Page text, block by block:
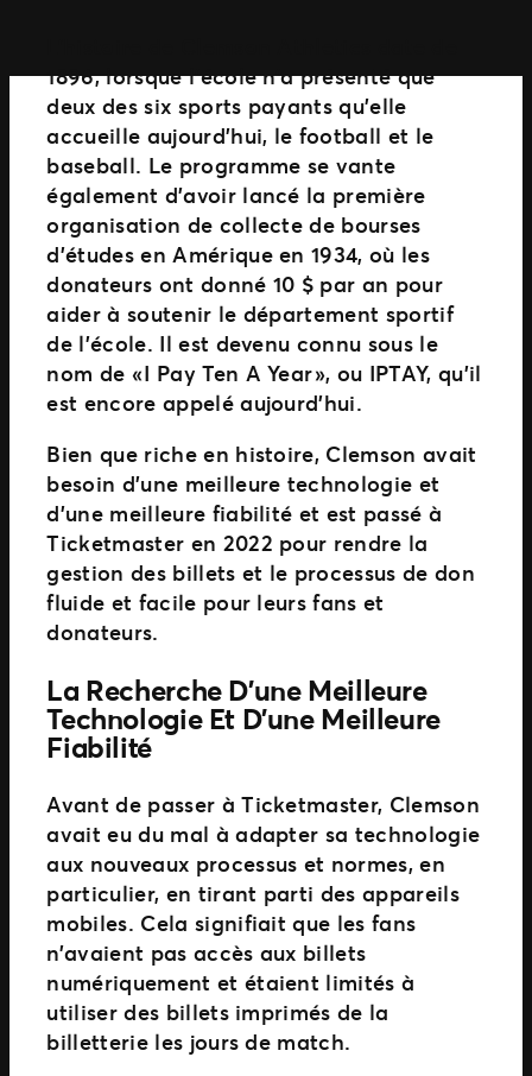
1896, lorsque l’école n’a présenté que
deux des six sports payants qu’elle
accueille aujourd’hui, le football et le
baseball. Le programme se vante
également d’avoir lancé la première
organisation de collecte de bourses
d’études en Amérique en 1934, où les
donateurs ont donné 10 $ par an pour
aider à soutenir le département sportif
de l’école. Il est devenu connu sous le
nom de « I Pay Ten A Year », ou IPTAY, qu’il
est encore appelé aujourd’hui.
Bien que riche en histoire, Clemson avait
besoin d’une meilleure technologie et
d’une meilleure fiabilité et est passé à
Ticketmaster en 2022 pour rendre la
gestion des billets et le processus de don
fluide et facile pour leurs fans et
donateurs.
La Recherche D’une Meilleure
Technologie Et D’une Meilleure
Fiabilité
Avant de passer à Ticketmaster, Clemson
avait eu du mal à adapter sa technologie
aux nouveaux processus et normes, en
particulier, en tirant parti des appareils
mobiles. Cela signifiait que les fans
n’avaient pas accès aux billets
numériquement et étaient limités à
utiliser des billets imprimés de la
billetterie les jours de match.